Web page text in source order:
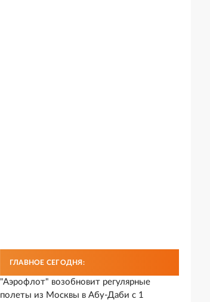
ГЛАВНОЕ СЕГОДНЯ:
"Аэрофлот" возобновит регулярные
полеты из Москвы в Абу-Даби с 1